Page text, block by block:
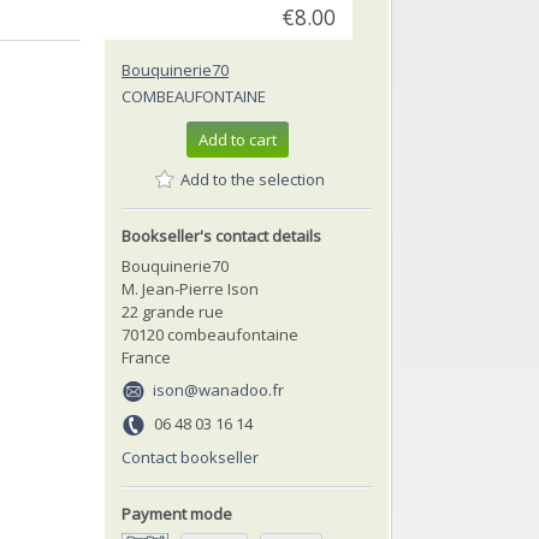
€8.00
Bouquinerie70
COMBEAUFONTAINE
Add to cart
Add to the selection
Bookseller's contact details
Bouquinerie70
M. Jean-Pierre Ison
22 grande rue
70120 combeaufontaine
France
ison@wanadoo.fr
06 48 03 16 14
Contact bookseller
Payment mode